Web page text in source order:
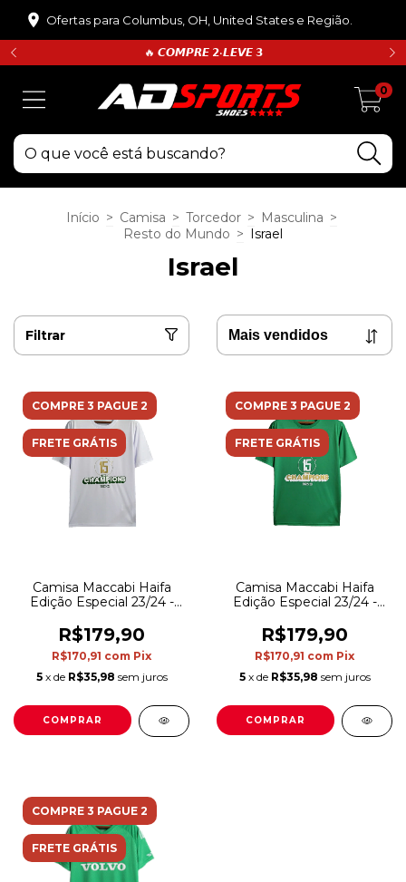
Ofertas para Columbus, OH, United States e Região.
🔥 𝘾𝙊𝙈𝙋𝙍𝙀 𝟮•𝙇𝙀𝙑𝙀 𝟯
0
Início > Camisa > Torcedor > Masculina >
Resto do Mundo > Israel
Israel
Filtrar
COMPRE 3 PAGUE 2
FRETE GRÁTIS
Camisa Maccabi Haifa
Edição Especial 23/24 -
Branca com detalhes em
verde
R$179,90
R$170,91 com Pix
5 x de R$35,98 sem juros
COMPRAR
COMPRE 3 PAGUE 2
FRETE GRÁTIS
Camisa Maccabi Haifa
Edição Especial 23/24 -
Verde com detalhes em
branco e dourado
R$179,90
R$170,91 com Pix
5 x de R$35,98 sem juros
COMPRAR
COMPRE 3 PAGUE 2
FRETE GRÁTIS